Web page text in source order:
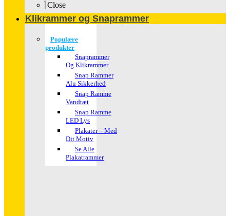
Close
Klikrammer og Snaprammer
Populære
produkter
Snaprammer
Og Klikrammer
Snap Rammer
Alu Sikkerhed
Snap Ramme
Vandtæt
Snap Ramme
LED Lys
Plakater – Med
Dit Motiv
Se Alle
Plakatrammer